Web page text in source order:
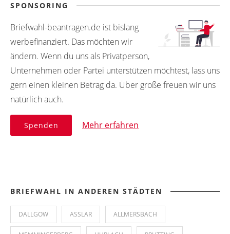
SPONSORING
Briefwahl-beantragen.de ist bislang
werbefinanziert. Das möchten wir
ändern. Wenn du uns als Privatperson,
Unternehmen oder Partei unterstützen möchtest, lass uns
gern einen kleinen Betrag da. Über große freuen wir uns
natürlich auch.
Spenden Mehr erfahren
BRIEFWAHL IN ANDEREN STÄDTEN
DALLGOW ASSLAR ALLMERSBACH